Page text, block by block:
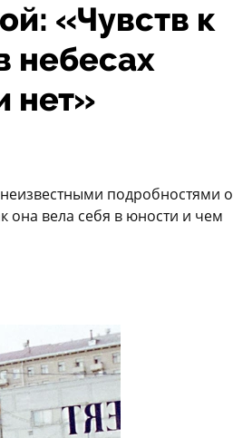
«Чувств к
небесах
нет»
подробностями о
она вела себя в юности и чем